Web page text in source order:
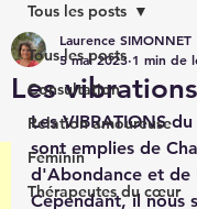
Tous les posts
Consultation
Relation amoureuse
Féminin
Thérapeutes du cœur
Tous les posts
Les
Laurence SIMONNET
5 mai 2023 1 min de
Les VIBRATIONS
sont emplies de
d'Abondance et de
Cependant, il nous